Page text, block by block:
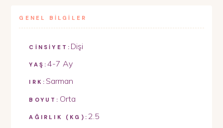
GENEL BİLGİLER
CİNSİYET: Dişi
YAŞ:4-7 Ay
IRK: Sarman
BOYUT: Orta
AĞIRLIK (KG): 2.5